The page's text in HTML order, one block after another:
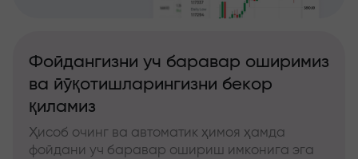
Фойдангизни уч баравар оширимиз
ва йўқотишларингизни бекор
қиламиз
Ҳисоб очинг ва автоматик ҳимоя ҳамда
фойдани уч баравар ошириш имконига эга